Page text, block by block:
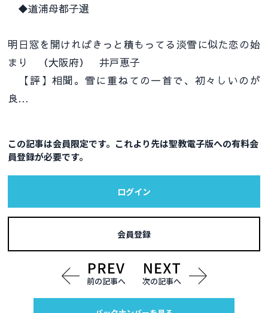
◆道浦母都子選
明日窓を開ければきっと積もってる淡雪に似た恋の始
まり （大阪府） 井戸恵子
【評】相聞。雪に重ねての一首で、初々しいのが
良…
この記事は会員限定です。これより先は聖教電子版への有料会
員登録が必要です。
ログイン
会員登録
前の記事へ 次の記事へ